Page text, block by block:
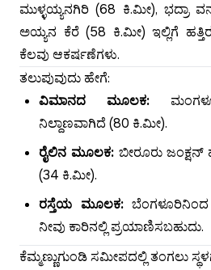
ಮುಳ್ಳಯ್ಯನಗಿರಿ (68 ಕಿ.ಮೀ), ಭದ್ರಾ
ಅಯ್ಯನ ಕೆರೆ (58 ಕಿ.ಮೀ) ಇಲ್ಲಿಗೆ
ಕೆಲವು ಆಕರ್ಷಣೆಗಳು.
ತಲುಪುವುದು ಹೇಗೆ:
ವಿಮಾನದ ಮೂಲಕ:
ನಿಲ್ದಾಣವಾಗಿದೆ (80 ಕಿ.ಮೀ).
ರೈಲಿನ ಮೂಲಕ: ಬೀರೂರು ಜಂಕ್ಷನ್
(34 ಕಿ.ಮೀ).
ರಸ್ತೆಯ ಮೂಲಕ:ಬೆಂಗಳೂರಿನಿಂದ
ನೀವು ಕಾರಿನಲ್ಲಿ ಪ್ರಯಾಣಿಸಬಹುದು.
ಕೆಮ್ಮಣ್ಣುಗುಂಡಿ ಸಮೀಪದಲ್ಲಿ ತಂಗಲು